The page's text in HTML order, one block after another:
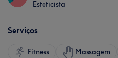
Esteticista
Serviços
Fitness Massagem